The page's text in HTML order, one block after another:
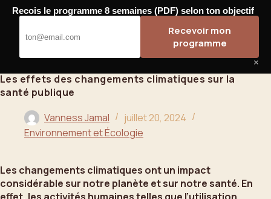
Passer
contenu
Bahoo
Les effets des changements climatiques sur la
santé publique
Vanness Jamal
juillet 20, 2024
Environnement et Écologie
Les changements climatiques ont un impact
considérable sur notre planète et sur notre santé. En
Recois le programme 8 semaines (PDF) selon ton objectif
Recevoir mon
programme
×